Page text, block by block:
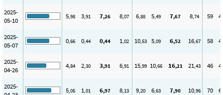
2025-
05-10
5,98 3,91 7,26 8,07 6,88 5,49 7,67 8,74 59
2025-
05-07
0,66 0,44 0,44 1,02 10,53 5,09 6,52 16,67 58
2025-
04-26
4,84 2,30 3,91 6,91 15,99 10,66 16,21 21,43 46
2025-
5,05 1,01 6,97 8,13 9,20 6,63 7,90 10,96 70